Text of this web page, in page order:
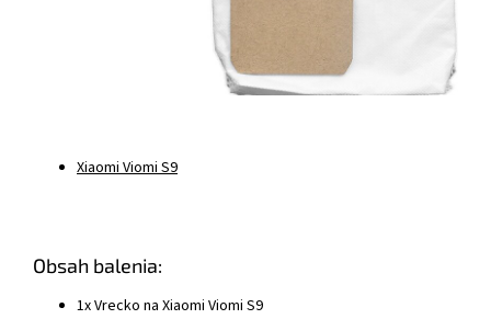
Xiaomi Viomi S9
Obsah balenia:
1x Vrecko na Xiaomi Viomi S9